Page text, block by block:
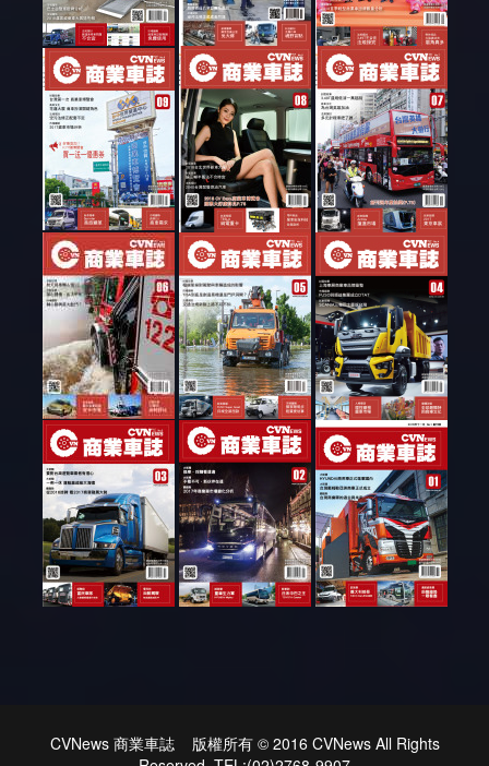
CVNews 商業車誌 版權所有 © 2016 CVNews All Rights